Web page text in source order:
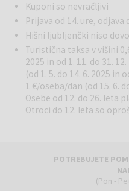
Kuponi so nevračljivi
Prijava od 14. ure, odjava
Hišni ljubljenčki niso
Turistična taksa v višini
2025 in od 1. 11. do 31.
(od 1. 5. do 14. 6. 2025 in
1 €/oseba/dan (od 15. 6.
Osebe od 12. do 26. leta
Otroci do 12. leta so
POTREBUJETE
(Pon -